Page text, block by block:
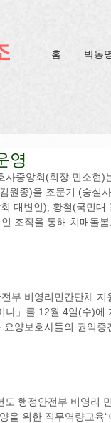
홈 박동
영
중앙회(회장 민소현)
원종)을 조문기 (숭실
대변인), 황철(국민대
조직을 통해 치매돌
부 비영리민간단체 지
」를 12월 4일(수)에
양보호사들의 권익증
행정안전부 비영리
을 위한 직무역량교육